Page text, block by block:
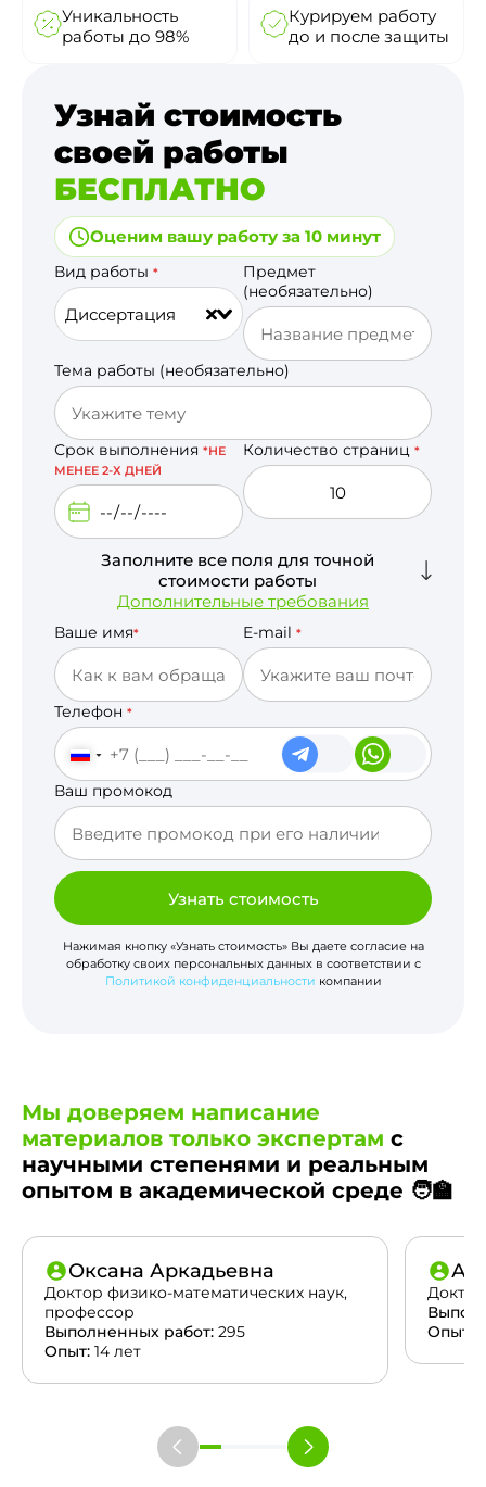
Уникальность
работы до 98%
Курируем работу
до и после защиты
Узнай стоимость
своей работы
БЕСПЛАТНО
Оценим вашу работу за 10 минут
Вид работы *
Диссертация
Предмет
(необязательно)
Тема работы (необязательно)
Срок выполнения *НЕ
МЕНЕЕ 2-Х ДНЕЙ
Количество страниц *
Заполните все поля для точной
стоимости работы
Дополнительные требования
Ваше имя* E-mail *
Телефон *
Ваш промокод
Узнать стоимость
Нажимая кнопку «Узнать стоимость» Вы даете согласие на
обработку своих персональных данных в соответствии с
Политикой конфиденциальности компании
Мы доверяем написание
материалов только экспертам с
научными степенями и реальным
опытом в академической среде 🧑‍🏫
Оксана Аркадьевна
Доктор физико-математических наук,
профессор
Выполненных работ: 295
Опыт: 14 лет
Опыт: